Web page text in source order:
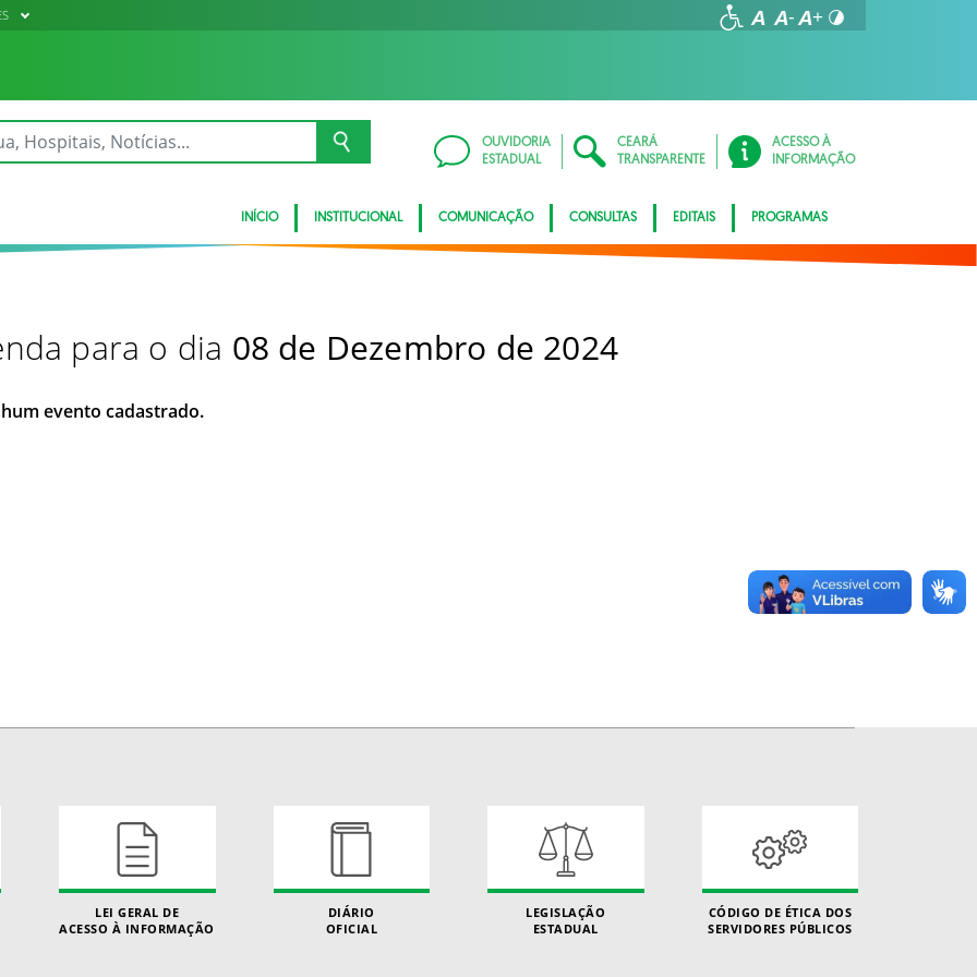
OUVIDORIA
ESTADUAL
CEARÁ
TRANSPARENTE
ACESSO À
INFORMAÇÃO
INÍCIO INSTITUCIONAL COMUNICAÇÃO CONSULTAS EDITAIS PROGRAMAS
para o dia 08 de Dezembro de 2024
evento cadastrado.
LEI GERAL DE
ACESSO À INFORMAÇÃO
DIÁRIO
OFICIAL
LEGISLAÇÃO
ESTADUAL
CÓDIGO DE ÉTICA DOS
SERVIDORES PÚBLICOS